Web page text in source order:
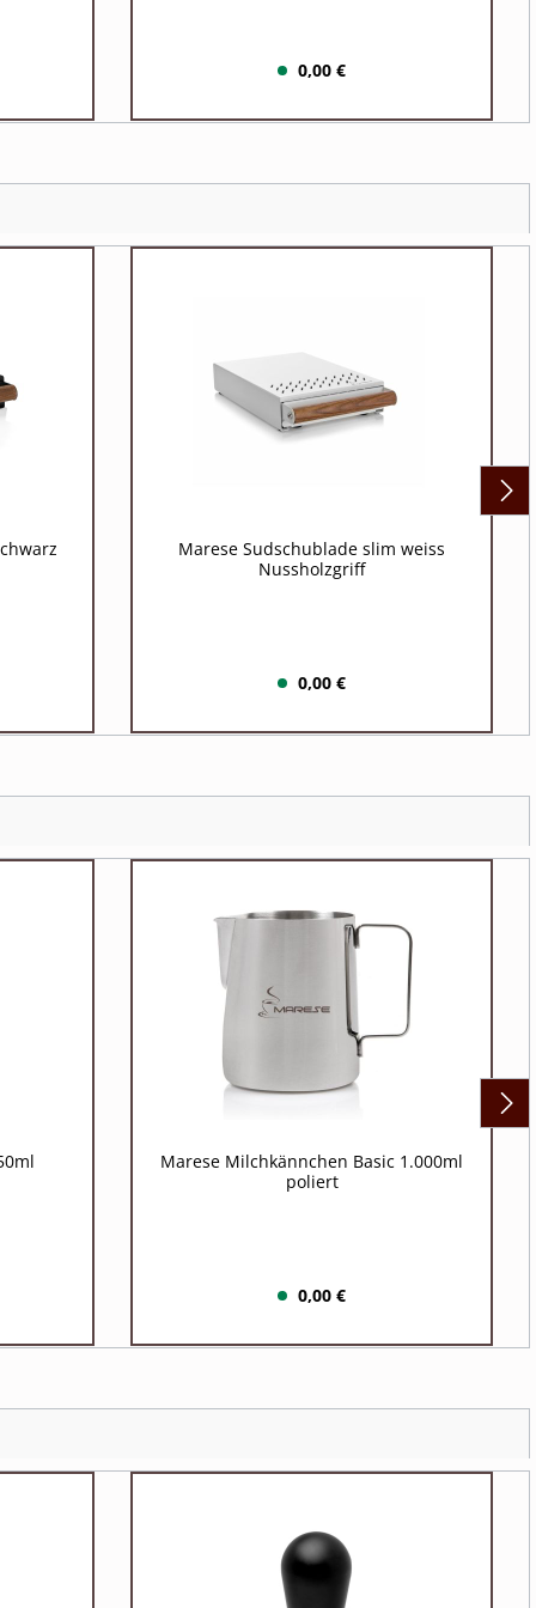
0,00 €
Marese Sudschublade slim weiss
Nussholzgriff
0,00 €
Marese Milchkännchen Basic 1.000ml
poliert
0,00 €